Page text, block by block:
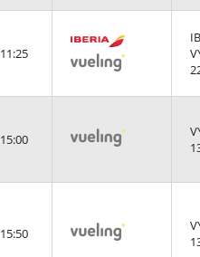
11:25
15:00
15:50